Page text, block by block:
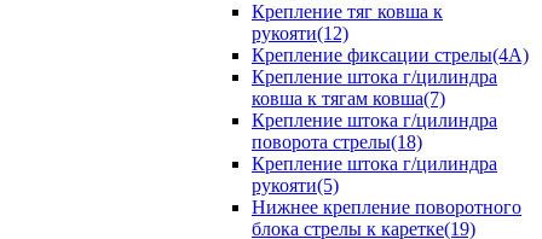
Крепление тяг ковша к
рукояти(12)
Крепление фиксации стрелы(4A)
Крепление штока г/цилиндра
ковша к тягам ковша(7)
Крепление штока г/цилиндра
поворота стрелы(18)
Крепление штока г/цилиндра
рукояти(5)
Нижнее крепление поворотного
блока стрелы к каретке(19)